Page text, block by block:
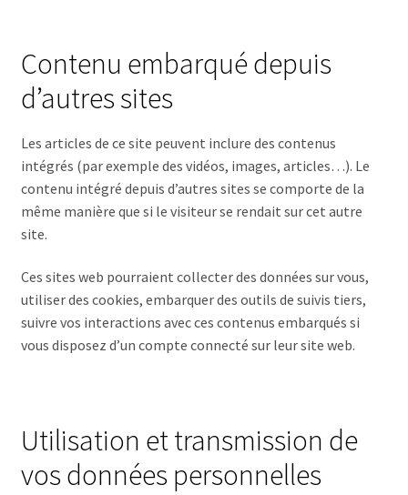
Contenu embarqué depuis
d’autres sites
Les articles de ce site peuvent inclure des contenus
intégrés (par exemple des vidéos, images, articles…). Le
contenu intégré depuis d’autres sites se comporte de la
même manière que si le visiteur se rendait sur cet autre
site.
Ces sites web pourraient collecter des données sur vous,
utiliser des cookies, embarquer des outils de suivis tiers,
suivre vos interactions avec ces contenus embarqués si
vous disposez d’un compte connecté sur leur site web.
Utilisation et transmission de
vos données personnelles